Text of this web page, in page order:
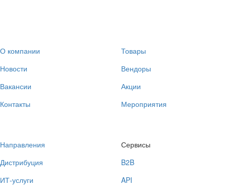
О компании
Новости
Вакансии
Контакты
Товары
Вендоры
Акции
Мероприятия
Направления
Дистрибуция
ИТ-услуги
Сервисы
B2B
API